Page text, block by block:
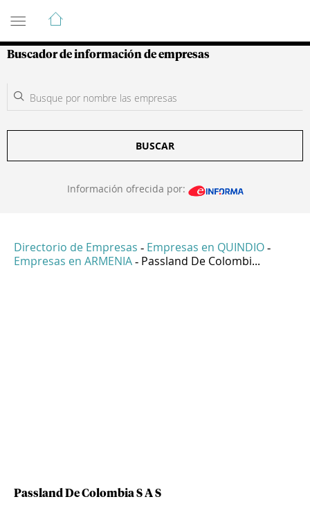
Guía de Empresas Colombianas
Buscador de información de empresas
BUSCAR
Información ofrecida por:
Directorio de Empresas - Empresas en QUINDIO -
Empresas en ARMENIA - Passland De Colombi...
Passland De Colombia S A S